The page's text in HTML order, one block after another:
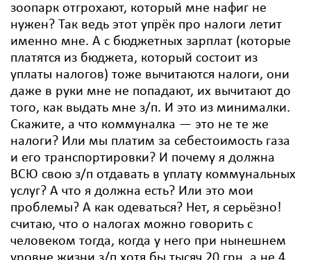
зоопарк отгрохают, который мне нафиг не
нужен? Так ведь этот упрёк про налоги летит
именно мне. А с бюджетных зарплат (которые
платятся из бюджета, который состоит из
уплаты налогов) тоже вычитаются налоги, они
даже в руки мне не попадают, их вычитают до
того, как выдать мне з/п. И это из минималки.
Скажите, а что коммуналка — это не те же
налоги? Или мы платим за себестоимость газа
и его транспортировки? И почему я должна
ВСЮ свою з/п отдавать в уплату коммунальных
услуг? А что я должна есть? Или это мои
проблемы? А как одеваться? Нет, я серьёзно!
считаю, что о налогах можно говорить с
человеком тогда, когда у него при нынешнем